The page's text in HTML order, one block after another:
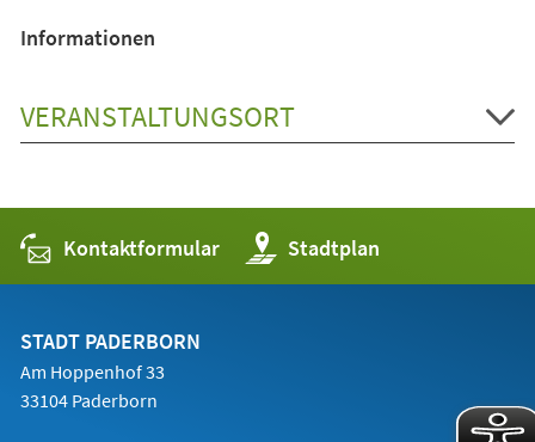
Informationen
VERANSTALTUNGSORT
Kontaktformular Stadtplan
(Öffnet
in
einem
STADT PADERBORN
Am Hoppenhof 33
33104 Paderborn